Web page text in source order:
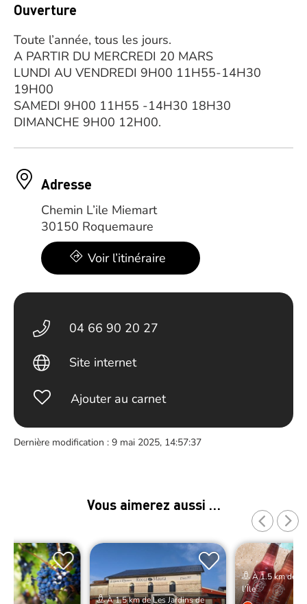
Ouverture
Toute l’année, tous les jours.
A PARTIR DU MERCREDI 20 MARS
LUNDI AU VENDREDI 9H00 11H55-14H30
19H00
SAMEDI 9H00 11H55 -14H30 18H30
DIMANCHE 9H00 12H00.
Adresse
Chemin L’ile Miemart
30150 Roquemaure
Voir l’itinéraire
04 66 90 20 27
Site internet
Ajouter au carnet
Dernière modification : 9 mai 2025, 14:57:37
Vous aimerez aussi …
À 1.5 km de Les Jardins de
À 1.5 km de
l’Île